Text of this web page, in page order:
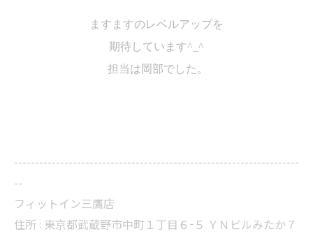
ますますのレベルアップを
期待しています^_^
担当は岡部でした。
--------------------------------------------------------------------
--
フィットイン三鷹店
住所 : 東京都武蔵野市中町１丁目６−５ ＹＮビルみたか７